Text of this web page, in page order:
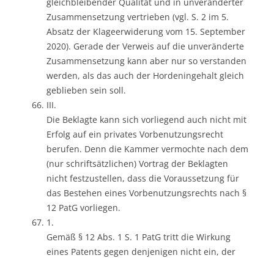
Zusammensetzung vertrieben (vgl. S. 2 im 5.
Absatz der Klageerwiderung vom 15. September
2020). Gerade der Verweis auf die unveränderte
Zusammensetzung kann aber nur so verstanden
werden, als das auch der Hordeningehalt gleich
geblieben sein soll.
III.
Die Beklagte kann sich vorliegend auch nicht mit
Erfolg auf ein privates Vorbenutzungsrecht
berufen. Denn die Kammer vermochte nach dem
(nur schriftsätzlichen) Vortrag der Beklagten
nicht festzustellen, dass die Voraussetzung für
das Bestehen eines Vorbenutzungsrechts nach §
12 PatG vorliegen.
1.
Gemäß § 12 Abs. 1 S. 1 PatG tritt die Wirkung
eines Patents gegen denjenigen nicht ein, der